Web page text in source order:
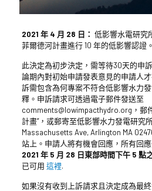
2021 年 4 月 28 日： 低影響水電研究
菲爾德河計畫進行 10 年的低影響認證
此決定為初步決定，需等待30天的申
論期內對初始申請發表意見的申請人
訴需包含為何專案不符合低影響水力
釋。申訴請求可透過電子郵件發送至
comments@lowimpacthydro.org，郵
計畫”，或郵寄至低影響水力發電研究
Massachusetts Ave, Arlington MA
站上。申請人將有機會回應，所有回應
2021 年 5 月 28 日東部時間下午 5 點
已可用 這裡.
如果沒有收到上訴請求且決定成為最